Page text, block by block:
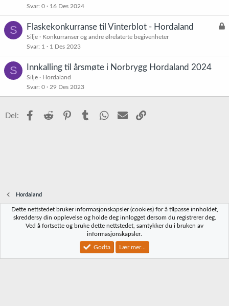
Svar 0 16 Des 2024
S
L
Flaskekonkurranse til Vinterblot - Hordaland
Silje
Konkurranser og andre ølrelaterte begivenheter
Svar 1 1 Des 2023
S Innkalling til årsmøte i Norbrygg Hordaland 2024
Silje
Hordaland
Svar 0 29 Des 2023
Del: Facebook
Reddit PinterestTumblr WhatsApp
E-post
Hordaland
Norbrygg-default
Vilkår og regler Personvernregler
Community platform by XenForo® © 2010-2023 XenForo Ltd.
Dette nettstedet bruker informasjonskapsler (cookies) for å tilpasse innholdet,
skreddersy din opplevelse og holde deg innlogget dersom du registrerer deg.
Ved å fortsette og bruke dette nettstedet, samtykker du i bruken av
informasjonskapsler.
Godta Lær mer...